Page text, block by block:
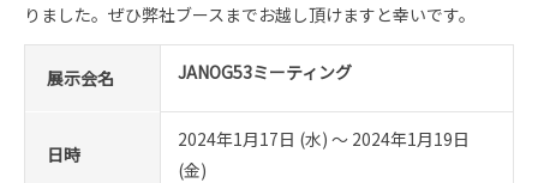
グループ企業
社員の幸せへの取り組み
りました。ぜひ弊社ブースまでお越し頂けますと幸いです。
展示会名 JANOG53ミーティング
日時
2024年1月17日 (水) ～ 2024年1月19日
(金)